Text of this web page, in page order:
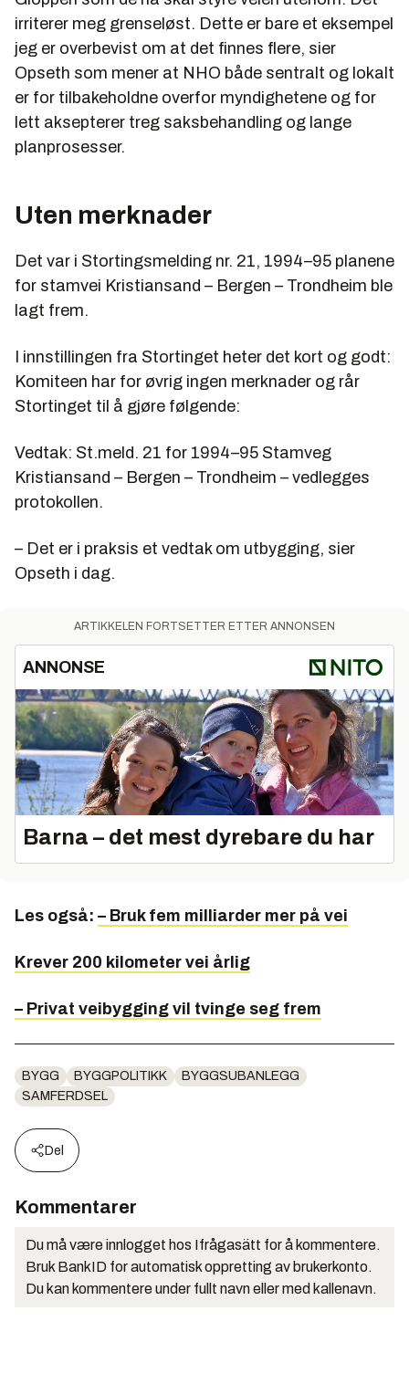
irriterer meg grenseløst. Dette er bare et eksempel
jeg er overbevist om at det finnes flere, sier
Opseth som mener at NHO både sentralt og lokalt
er for tilbakeholdne overfor myndighetene og for
lett aksepterer treg saksbehandling og lange
planprosesser.
Uten merknader
Det var i Stortingsmelding nr. 21, 1994–95 planene
for stamvei Kristiansand – Bergen – Trondheim ble
lagt frem.
I innstillingen fra Stortinget heter det kort og godt:
Komiteen har for øvrig ingen merknader og rår
Stortinget til å gjøre følgende:
Vedtak: St.meld. 21 for 1994–95 Stamveg
Kristiansand – Bergen – Trondheim – vedlegges
protokollen.
– Det er i praksis et vedtak om utbygging, sier
Opseth i dag.
ARTIKKELEN FORTSETTER ETTER ANNONSEN
ANNONSE
Barna – det mest dyrebare du har
Les også: – Bruk fem milliarder mer på vei
Krever 200 kilometer vei årlig
– Privat veibygging vil tvinge seg frem
BYGG BYGGPOLITIKK
BYGGSUBANLEGG
SAMFERDSEL
Del
Kommentarer
Du må være innlogget hos Ifrågasätt for å kommentere.
Bruk BankID for automatisk oppretting av brukerkonto.
Du kan kommentere under fullt navn eller med kallenavn.